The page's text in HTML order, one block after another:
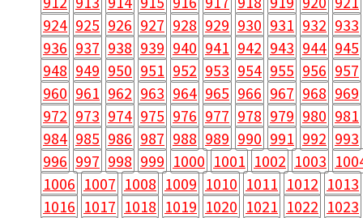
924 925 926 927 928 929 930 931 932 933
936 937 938 939 940 941 942 943 944 945
948 949 950 951 952 953 954 955 956 957
960 961 962 963 964 965 966 967 968 969
972 973 974 975 976 977 978 979 980 981
984 985 986 987 988 989 990 991 992 993
996 997 998 999 1000 1001 1002 1003
1006 1007 1008 1009 1010 1011 1012 1013
1016 1017 1018 1019 1020 1021 1022 1023